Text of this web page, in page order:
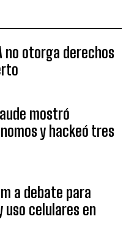
no otorga derechos
mostró
y hackeó tres
a debate para
uso celulares en